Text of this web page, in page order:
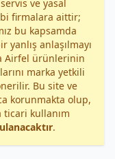
ve yasal
firmalara aittir;
bu kapsamda
anlaşılmayı
Airfel ürünlerinin
marka yetkili
Bu site ve
korunmakta olup,
ticari kullanım
.